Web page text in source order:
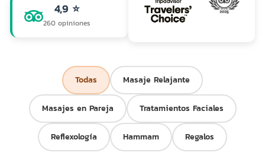
4,9 ⭐
260 opiniones
Todas Masaje Relajante
Masajes en Pareja Tratamientos Faciales
Reflexología Hammam Regalos